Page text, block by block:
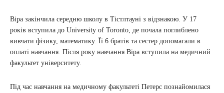
Віра закінчила середню школу в Тістлтауні з відзнакою. У 17
років вступила до University of Toronto, де почала поглиблено
вивчати фізику, математику. Її 6 братів та сестер допомагали в
оплаті навчання. Після року навчання Віра вступила на медичний
факультет університету.
Під час навчання на медичному факультеті Петерс познайомилася